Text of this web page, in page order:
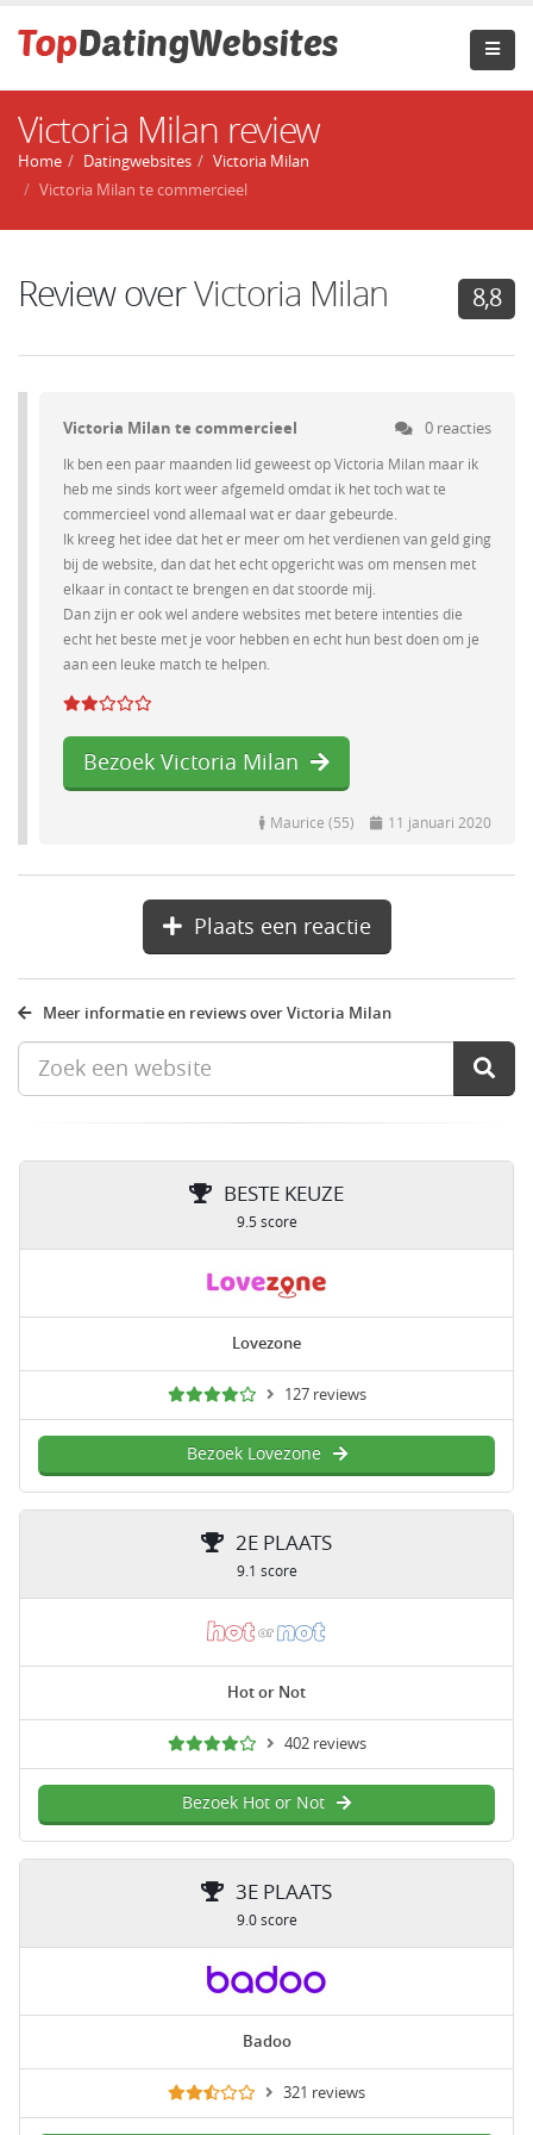
Victoria Milan review
Home Datingwebsites
Victoria Milan
Victoria Milan te commercieel
Review overVictoria Milan 8,8
Victoria Milan te commercieel 0 reacties
Ik ben een paar maanden lid geweest op Victoria Milan maar ik
heb me sinds kort weer afgemeld omdat ik het toch wat te
commercieel vond allemaal wat er daar gebeurde.
Ik kreeg het idee dat het er meer om het verdienen van geld ging
bij de website, dan dat het echt opgericht was om mensen met
elkaar in contact te brengen en dat stoorde mij.
Dan zijn er ook wel andere websites met betere intenties die
echt het beste met je voor hebben en echt hun best doen om je
aan een leuke match te helpen.
Bezoek Victoria Milan
Maurice (55) 11 januari 2020
Plaats een reactie
Meer informatie en reviews over Victoria Milan
BESTE KEUZE
9.5 score
Lovezone
127 reviews
Bezoek Lovezone
2E PLAATS
9.1 score
Hot or Not
402 reviews
Bezoek Hot or Not
3E PLAATS
9.0 score
Badoo
321 reviews